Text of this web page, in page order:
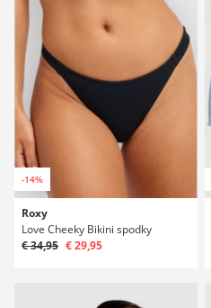
-14%
Roxy
Love Cheeky Bikini spodky
€ 34,95 € 29,95